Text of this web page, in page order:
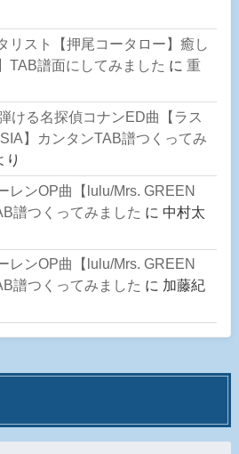
リスト【押尾コータロー】癒し
TAB譜面にしてみました に 重
ける名探偵コナンED曲【ラス
】カンタンTAB譜つくってみ
り
レンOP曲【lulu/Mrs. GREEN
譜つくってみました に 中村太
レンOP曲【lulu/Mrs. GREEN
譜つくってみました に 加藤紀